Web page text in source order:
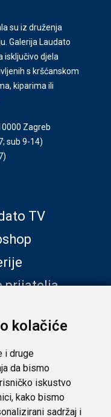
kolačiće
i druge
da bismo
iskustvo
kako bismo
sadržaj i
su iz druženja
Galerija Laudato
isključivo djela
s kršćanskom
kiparima ili
Zagreb
sub 9-14)
TV
prijatelja
konverzije: 1 EUR =